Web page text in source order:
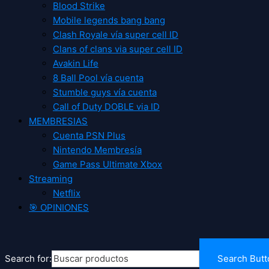
Blood Strike
Mobile legends bang bang
Clash Royale vía super cell ID
Clans of clans via super cell ID
Avakin Life
8 Ball Pool vía cuenta
Stumble guys vía cuenta
Call of Duty DOBLE via ID
MEMBRESIAS
Cuenta PSN Plus
Nintendo Membresía
Game Pass Ultimate Xbox
Streaming
Netflix
🎯 OPINIONES
Search for: Search